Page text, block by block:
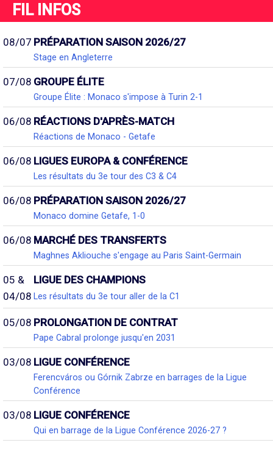
FIL INFOS
08/07 PRÉPARATION SAISON 2026/27
Stage en Angleterre
07/08 GROUPE ÉLITE
Groupe Élite : Monaco s'impose à Turin 2-1
06/08 RÉACTIONS D'APRÈS-MATCH
Réactions de Monaco - Getafe
06/08 LIGUES EUROPA & CONFÉRENCE
Les résultats du 3e tour des C3 & C4
06/08 PRÉPARATION SAISON 2026/27
Monaco domine Getafe, 1-0
06/08 MARCHÉ DES TRANSFERTS
Maghnes Akliouche s'engage au Paris Saint-Germain
05 &
04/08
LIGUE DES CHAMPIONS
Les résultats du 3e tour aller de la C1
05/08 PROLONGATION DE CONTRAT
Pape Cabral prolonge jusqu'en 2031
03/08 LIGUE CONFÉRENCE
Ferencváros ou Górnik Zabrze en barrages de la Ligue
Conférence
03/08 LIGUE CONFÉRENCE
Qui en barrage de la Ligue Conférence 2026-27 ?